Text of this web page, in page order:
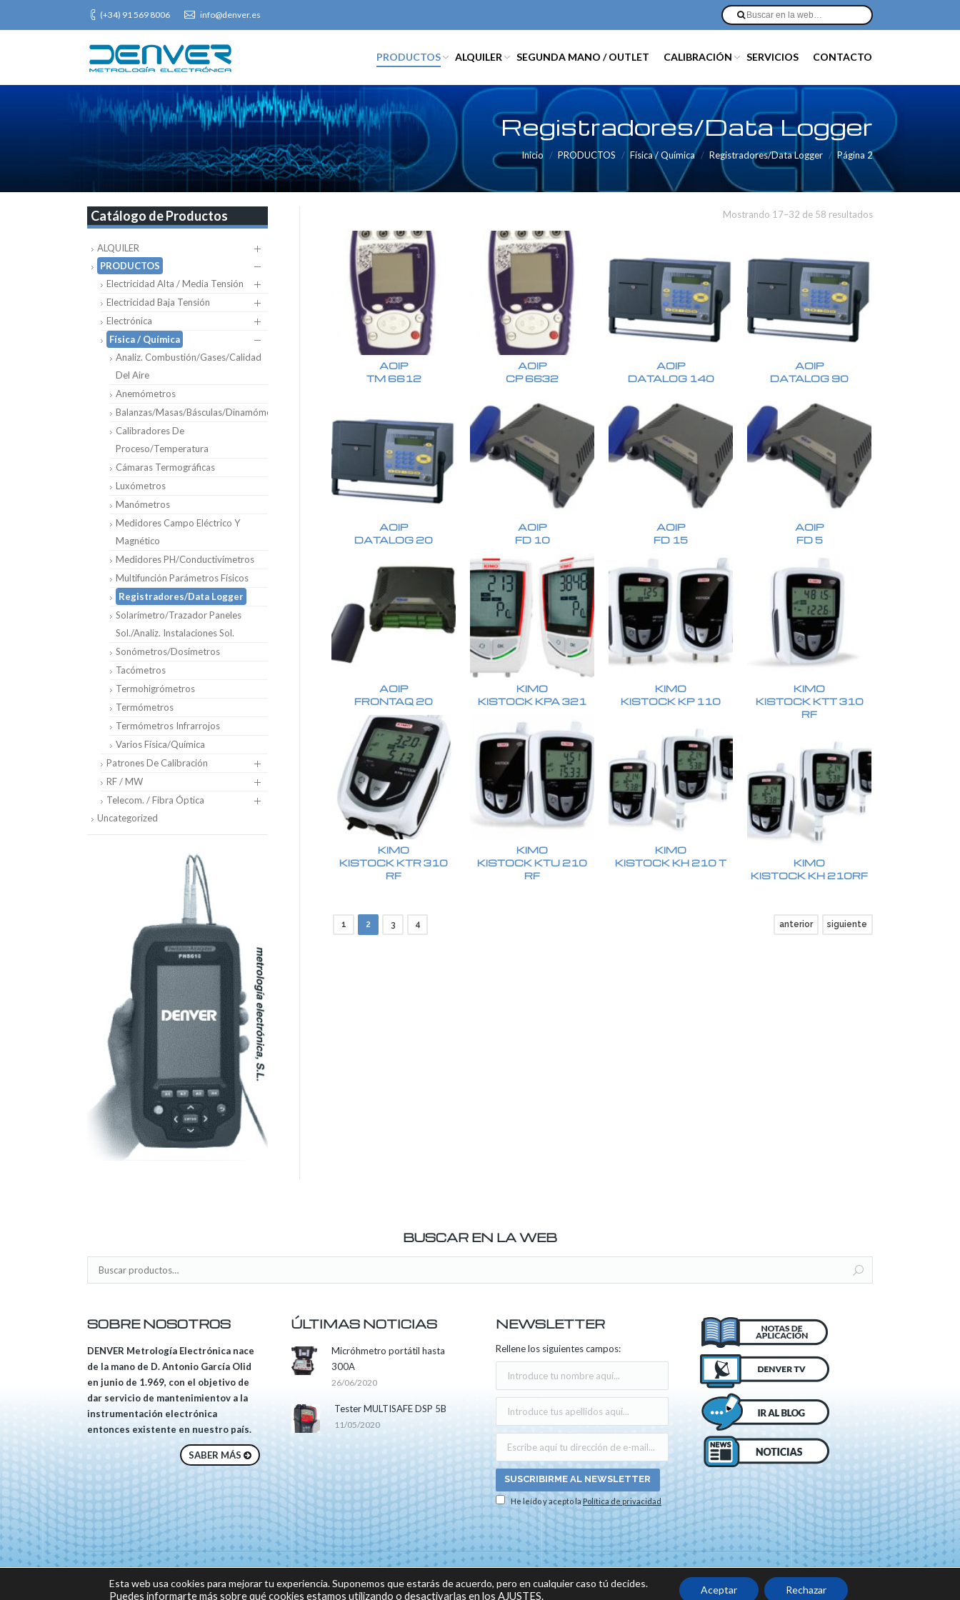
(+34) 91 569 8006 info@denver.es
PRODUCTOS ALQUILER SEGUNDA MANO / OUTLET CALIBRACIÓN SERVICIOS CONTACTO
Registradores/Data Logger
Inicio PRODUCTOS Física / Química Registradores/Data Logger Página 2
Mostrando 17–32 de 58 resultados
AOIP
TM 6612
AOIP
CP 6632
AOIP
DATALOG 140
AOIP
DATALOG 90
AOIP
DATALOG 20
AOIP
FD 10
AOIP
FD 15
AOIP
FD 5
AOIP
FRONTAQ 20
KIMO
KISTOCK KPA 321
KIMO
KISTOCK KP 110
KIMO
KISTOCK KTT 310
RF
KIMO
KISTOCK KTR 310
RF
KIMO
KISTOCK KTU 210
RF
KIMO
KISTOCK KH 210 T
KIMO
KISTOCK KH 210RF
1 2 3 4 anterior siguiente
Catálogo de Productos
ALQUILER
PRODUCTOS
Electricidad Alta / Media Tensión
Electricidad Baja Tensión
Electrónica
Física / Química
Analiz. Combustión/Gases/Calidad
Del Aire
Anemómetros
Balanzas/Masas/Básculas/Dinamómetros
Calibradores De
Proceso/Temperatura
Cámaras Termográficas
Luxómetros
Manómetros
Medidores Campo Eléctrico Y
Magnético
Medidores PH/Conductivímetros
Multifunción Parámetros Físicos
Registradores/Data Logger
Solarímetro/Trazador Paneles
Sol./Analiz. Instalaciones Sol.
Sonómetros/Dosímetros
Tacómetros
Termohigrómetros
Termómetros
Termómetros Infrarrojos
Varios Física/Química
Patrones De Calibración
RF / MW
Telecom. / Fibra Óptica
Uncategorized
BUSCAR EN LA WEB
SOBRE NOSOTROS
DENVER Metrología Electrónica nace
de la mano de D. Antonio García Olid
en junio de 1.969, con el objetivo de
dar servicio de mantenimientov a la
instrumentación electrónica
entonces existente en nuestro país.
SABER MÁS
ÚLTIMAS NOTICIAS
Micróhmetro portátil hasta
300A
26/06/2020
Tester MULTISAFE DSP 5B
11/05/2020
NEWSLETTER
Rellene los siguientes campos:
He leído y acepto la Política de privacidad
Sitio web desarrollado por:
Esta web usa cookies para mejorar tu experiencia. Suponemos que estarás de acuerdo, pero en cualquier caso tú decides.
Puedes informarte más sobre qué cookies estamos utilizando o desactivarlas en los AJUSTES.
Aceptar Rechazar